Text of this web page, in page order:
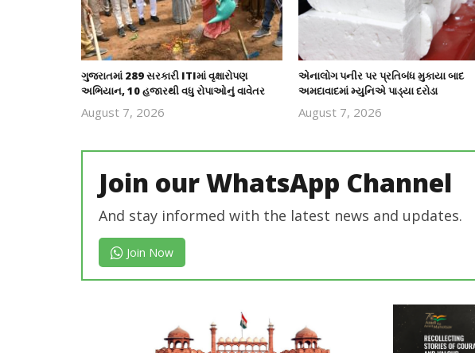
ગુજરાતમાં 289 સરકારી ITIમાં વૃક્ષારોપણ
અભિયાન, 10 હજારથી વધુ રોપાઓનું વાવેતર
August 7, 2026
એનાલોગ પનીર પર પ્રતિબંધ મુકાયા બાદ
અમદાવાદમાં મ્યુનિએ પાડ્યા દરોડા
August 7, 2026
Join our WhatsApp Channel
And stay informed with the latest news and updates.
Join Now